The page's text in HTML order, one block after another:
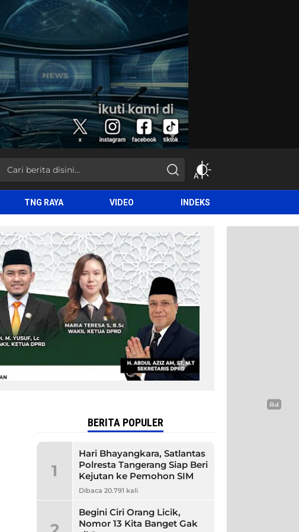
TNG RAYA VIDEO INDEKS
BERITA POPULER
1
Hari Bhayangkara, Satlantas
Polresta Tangerang Siap Beri
Kejutan ke Pemohon SIM
Dibaca 20.791 kali
Begini Ciri Orang Licik,
Nomor 13 Kita Banget Gak